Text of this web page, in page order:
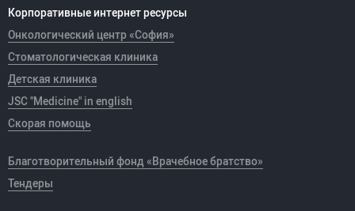
Корпоративные интернет ресурсы
Онкологический центр «София»
Стоматологическая клиника
Детская клиника
JSC "Medicine" in english
Скорая помощь
Благотворительный фонд «Врачебное братство»
Тендеры